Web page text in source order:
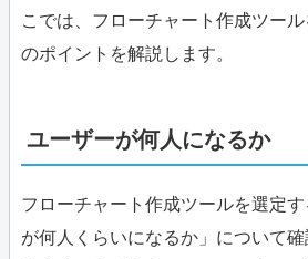
こでは、フローチャート作成ツー
のポイントを解説します。
ユーザーが何人になるか
フローチャート作成ツールを選定
が何人くらいになるか」について